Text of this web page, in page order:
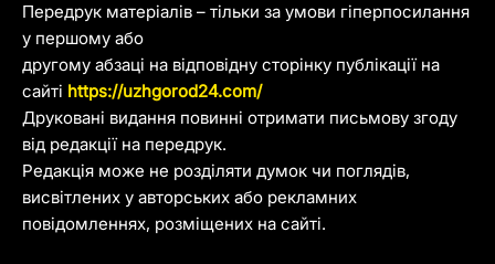
Передрук матеріалів – тільки за умови гіперпосилання
у першому або
другому абзаці на відповідну сторінку публікації на
сайті https://uzhgorod24.com/
Друковані видання повинні отримати письмову згоду
від редакції на передрук.
Редакція може не розділяти думок чи поглядів,
висвітлених у авторських або рекламних
повідомленнях, розміщених на сайті.